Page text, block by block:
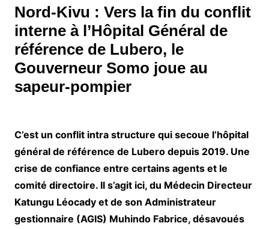
Nord-Kivu : Vers la fin du conflit
interne à l’Hôpital Général de
référence de Lubero, le
Gouverneur Somo joue au
sapeur-pompier
C’est un conflit intra structure qui secoue l’hôpital
général de référence de Lubero depuis 2019. Une
crise de confiance entre certains agents et le
comité directoire. Il s’agit ici, du Médecin Directeur
Katungu Léocady et de son Administrateur
gestionnaire (AGIS) Muhindo Fabrice, désavoués